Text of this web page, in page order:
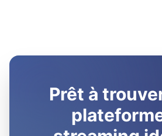
Prêt à